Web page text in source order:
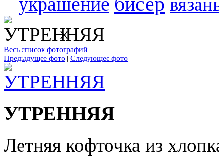
×
Весь список фотографий
Предыдущее фото | Следующее фото
УТРЕННЯЯ
Летняя кофточка из